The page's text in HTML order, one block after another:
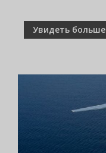
Увидеть больше